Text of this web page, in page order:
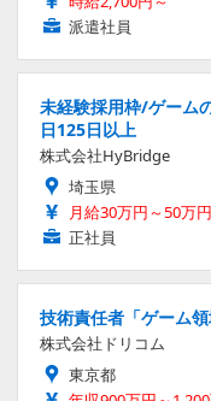
派遣社員
未経験採用枠/ゲーム
日125日以上
株式会社HyBridge
埼玉県
月給30万円～50万円
正社員
技術責任者「ゲーム領
株式会社ドリコム
東京都